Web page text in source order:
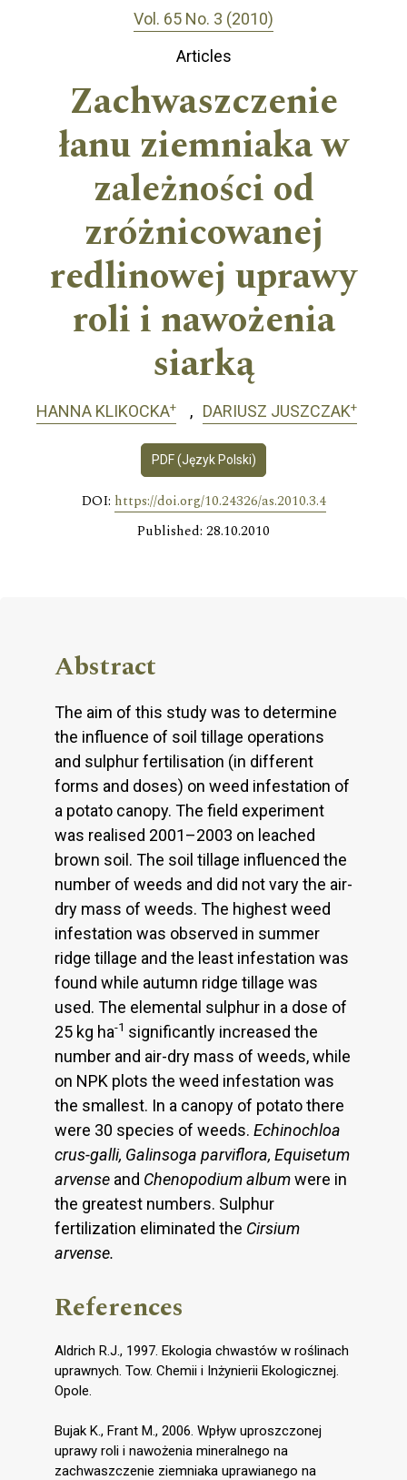
Vol. 65 No. 3 (2010)
Articles
Zachwaszczenie
łanu ziemniaka w
zależności od
zróżnicowanej
redlinowej uprawy
roli i nawożenia
siarką
HANNA KLIKOCKA+ DARIUSZ JUSZCZAK+
PDF (Język Polski)
DOI: https://doi.org/10.24326/as.2010.3.4
Published: 28.10.2010
Abstract
The aim of this study was to determine
the influence of soil tillage operations
and sulphur fertilisation (in different
forms and doses) on weed infestation of
a potato canopy. The field experiment
was realised 2001–2003 on leached
brown soil. The soil tillage influenced the
number of weeds and did not vary the air-
dry mass of weeds. The highest weed
infestation was observed in summer
ridge tillage and the least infestation was
found while autumn ridge tillage was
used. The elemental sulphur in a dose of
25 kg ha-1 significantly increased the
number and air-dry mass of weeds, while
on NPK plots the weed infestation was
the smallest. In a canopy of potato there
were 30 species of weeds. Echinochloa
crus-galli, Galinsoga parviflora, Equisetum
arvense and Chenopodium albumwere in
the greatest numbers. Sulphur
fertilization eliminated the Cirsium
arvense.
References
Aldrich R.J., 1997. Ekologia chwastów w roślinach
uprawnych. Tow. Chemii i Inżynierii Ekologicznej.
Opole.
Bujak K., Frant M., 2006. Wpływ uproszczonej
uprawy roli i nawożenia mineralnego na
zachwaszczenie ziemniaka uprawianego na